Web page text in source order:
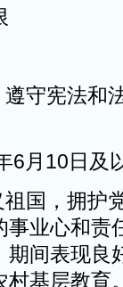
守宪法和
6月10日及
国，拥护
业心和责
间表现良
村基层教育